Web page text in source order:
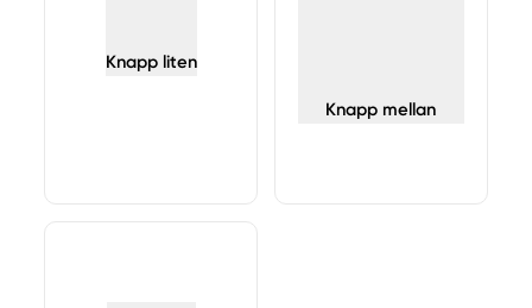
Knapp liten
Knapp mellan